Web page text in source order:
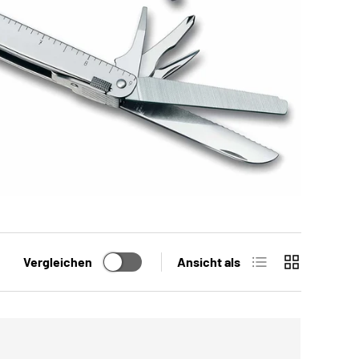
Vergleichen Ansicht als Produktliste